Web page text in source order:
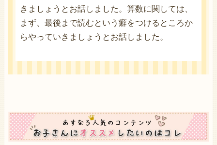
きましょうとお話しました。算数に関しては、
まず、最後まで読むという癖をつけるところか
らやっていきましょうとお話しました。